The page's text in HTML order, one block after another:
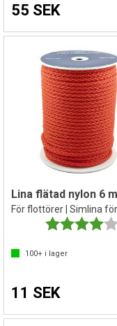
55 SEK
Betyg:
100+ i lager
11 SEK